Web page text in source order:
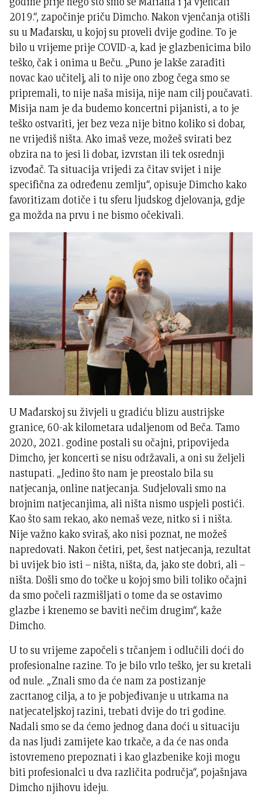
2019.“, započinje priču Dimcho. Nakon vjenčanja otišli
su u Mađarsku, u kojoj su proveli dvije godine. To je
bilo u vrijeme prije COVID-a, kad je glazbenicima bilo
teško, čak i onima u Beču. „Puno je lakše zaraditi
novac kao učitelj, ali to nije ono zbog čega smo se
pripremali, to nije naša misija, nije nam cilj poučavati.
Misija nam je da budemo koncertni pijanisti, a to je
teško ostvariti, jer bez veza nije bitno koliko si dobar,
ne vrijediš ništa. Ako imaš veze, možeš svirati bez
obzira na to jesi li dobar, izvrstan ili tek osrednji
izvođač. Ta situacija vrijedi za čitav svijet i nije
specifična za određenu zemlju“, opisuje Dimcho kako
favoritizam dotiče i tu sferu ljudskog djelovanja, gdje
ga možda na prvu i ne bismo očekivali.
U Mađarskoj su živjeli u gradiću blizu austrijske
granice, 60-ak kilometara udaljenom od Beča. Tamo
2020., 2021. godine postali su očajni, pripovijeda
Dimcho, jer koncerti se nisu održavali, a oni su željeli
nastupati. „Jedino što nam je preostalo bila su
natjecanja, online natjecanja. Sudjelovali smo na
brojnim natjecanjima, ali ništa nismo uspjeli postići.
Kao što sam rekao, ako nemaš veze, nitko si i ništa.
Nije važno kako sviraš, ako nisi poznat, ne možeš
napredovati. Nakon četiri, pet, šest natjecanja, rezultat
bi uvijek bio isti – ništa, ništa, da, jako ste dobri, ali –
ništa. Došli smo do točke u kojoj smo bili toliko očajni
da smo počeli razmišljati o tome da se ostavimo
glazbe i krenemo se baviti nečim drugim“, kaže
Dimcho.
U to su vrijeme započeli s trčanjem i odlučili doći do
profesionalne razine. To je bilo vrlo teško, jer su kretali
od nule. „Znali smo da će nam za postizanje
zacrtanog cilja, a to je pobjeđivanje u utrkama na
natjecateljskoj razini, trebati dvije do tri godine.
Nadali smo se da ćemo jednog dana doći u situaciju
da nas ljudi zamijete kao trkače, a da će nas onda
istovremeno prepoznati i kao glazbenike koji mogu
biti profesionalci u dva različita područja“, pojašnjava
Dimcho njihovu ideju.